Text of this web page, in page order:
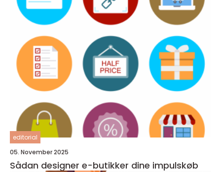
editorial
05. November 2025
Sådan designer e-butikker dine impulskøb